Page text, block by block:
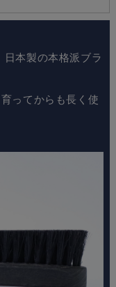
日本製の本格派ブラ
ってからも長く使